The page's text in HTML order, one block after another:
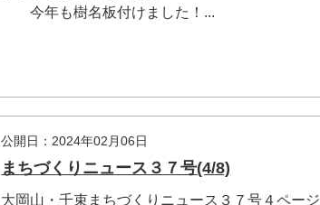
今年も樹名板付けました！...
公開日：2024年02月06日
まちづくりニュース３７号(4/8)
大岡山・千束まちづくりニュース３７号４ページ